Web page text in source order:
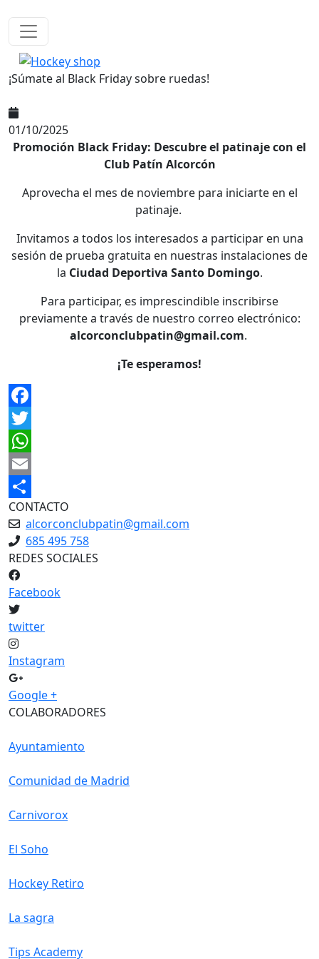
¡Súmate al Black Friday sobre ruedas!
01/10/2025
Promoción Black Friday: Descubre el patinaje con el
Club Patín Alcorcón
Aprovecha el mes de noviembre para iniciarte en el
patinaje.
Invitamos a todos los interesados a participar en una
sesión de prueba gratuita en nuestras instalaciones de
la Ciudad Deportiva Santo Domingo.
Para participar, es imprescindible inscribirse
previamente a través de nuestro correo electrónico:
alcorconclubpatin@gmail.com.
¡Te esperamos!
Facebook
Twitter
WhatsApp
Email
Share
CONTACTO
alcorconclubpatin@gmail.com
685 495 758
REDES SOCIALES
Facebook
twitter
Instagram
Google +
COLABORADORES
Ayuntamiento
Comunidad de Madrid
Carnivorox
El Soho
Hockey Retiro
La sagra
Tips Academy